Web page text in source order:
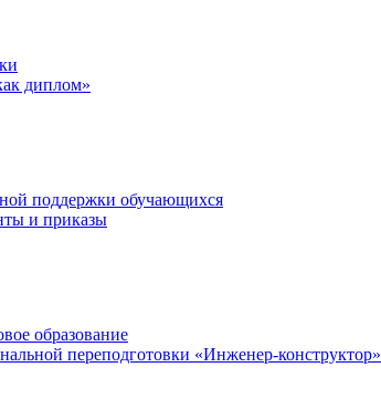
диплом»
поддержки обучающихся
и приказы
образование
переподготовки «Инженер-конструктор»